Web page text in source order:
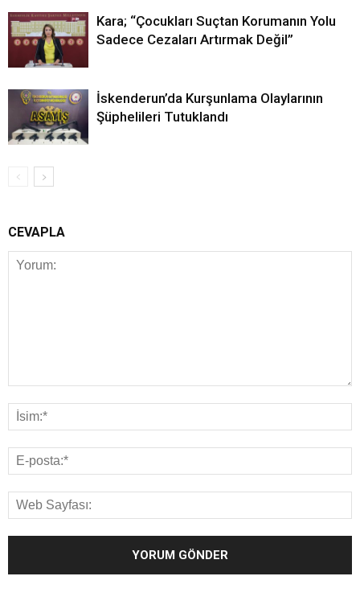
Kara; “Çocukları Suçtan Korumanın Yolu
Sadece Cezaları Artırmak Değil”
İskenderun’da Kurşunlama Olaylarının
Şüphelileri Tutuklandı
CEVAPLA